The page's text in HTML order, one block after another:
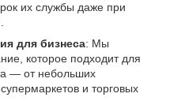
их службы даже при
для бизнеса: Мы
которое подходит для
— от небольших
и торговых